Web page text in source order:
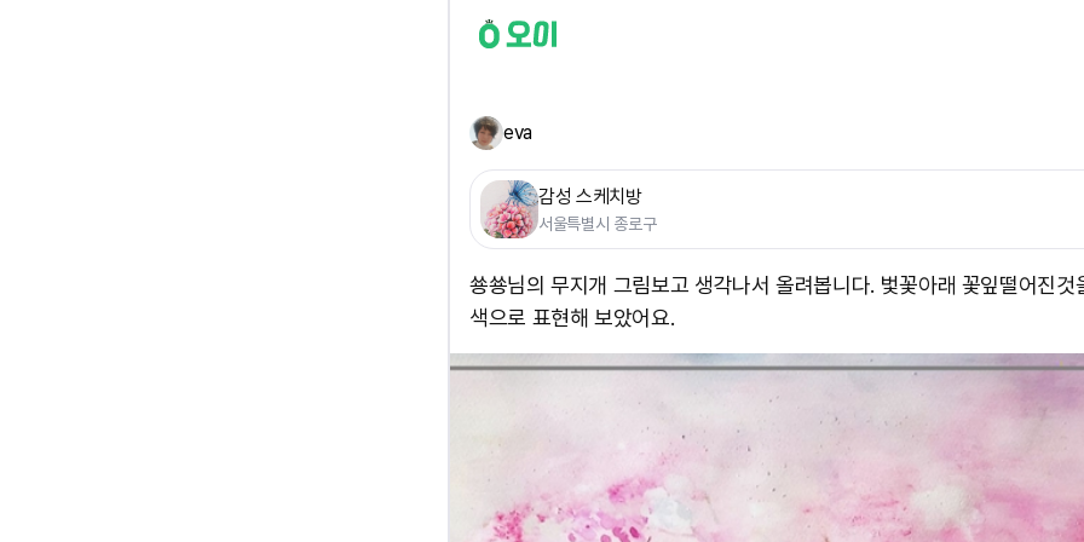
eva
감성 스케치방
서울특별시 종로구
쑝쑝님의 무지개 그림보고 생각나서 올려봅니다. 벛꽃아래 꽃잎떨어진것
색으로 표현해 보았어요.